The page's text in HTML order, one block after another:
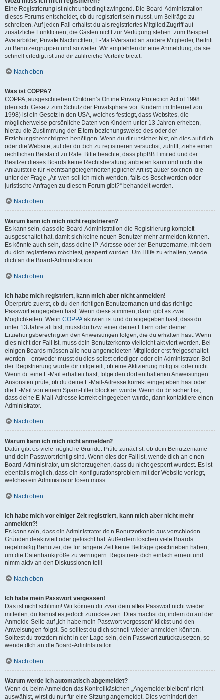
Eine Registrierung ist nicht unbedingt zwingend. Die Board-Administration
dieses Forums entscheidet, ob du registriert sein musst, um Beiträge zu
schreiben. Auf jeden Fall erhältst du als registriertes Mitglied Zugriff auf
zusätzliche Funktionen, die Gästen nicht zur Verfügung stehen: zum Beispiel
Avatarbilder, Private Nachrichten, E-Mail-Versand an andere Mitglieder, Beitritt
zu Benutzergruppen und so weiter. Wir empfehlen dir eine Anmeldung, da sie
schnell erledigt ist und dir zahlreiche Vorteile bietet.
Nach oben
Was ist COPPA?
COPPA, ausgeschrieben Children’s Online Privacy Protection Act of 1998
(deutsch: Gesetz zum Schutz der Privatsphäre von Kindern im Internet von
1998) ist ein Gesetz in den USA, welches festlegt, dass Websites, die
möglicherweise persönliche Daten von Kindern unter 13 Jahren erheben,
hierzu die Zustimmung der Eltern beziehungsweise des oder der
Erziehungsberechtigten benötigen. Wenn du dir unsicher bist, ob dies auf dich
oder die Website, auf der du dich zu registrieren versuchst, zutrifft, ziehe einen
rechtlichen Beistand zu Rate. Bitte beachte, dass phpBB Limited und der
Besitzer dieses Boards keine Rechtsberatung anbieten kann und nicht die
Anlaufstelle für Rechtsangelegenheiten jeglicher Art ist; außer solchen, die
unter der Frage „An wen soll ich mich wenden, falls es Beschwerden oder
juristische Anfragen zu diesem Forum gibt?“ behandelt werden.
Nach oben
Warum kann ich mich nicht registrieren?
Es kann sein, dass die Board-Administration die Registrierung komplett
ausgeschaltet hat, damit sich keine neuen Benutzer mehr anmelden können.
Es könnte auch sein, dass deine IP-Adresse oder der Benutzername, mit dem
du dich registrieren möchtest, gesperrt wurden. Um Hilfe zu erhalten, wende
dich an die Board-Administration.
Nach oben
Ich habe mich registriert, kann mich aber nicht anmelden!
Überprüfe zuerst, ob du den richtigen Benutzernamen und das richtige
Passwort eingegeben hast. Wenn diese stimmen, dann gibt es zwei
Möglichkeiten. Wenn COPPA aktiviert ist und du angegeben hast, dass du
unter 13 Jahre alt bist, musst du bzw. einer deiner Eltern oder deiner
Erziehungsberechtigten den Anweisungen folgen, die du erhalten hast. Wenn
dies nicht der Fall ist, muss dein Benutzerkonto vielleicht aktiviert werden. Bei
einigen Boards müssen alle neu angemeldeten Mitglieder erst freigeschaltet
werden – entweder musst du dies selbst erledigen oder ein Administrator. Bei
der Registrierung wurde dir mitgeteilt, ob eine Aktivierung nötig ist oder nicht.
Wenn du eine E-Mail erhalten hast, folge den dort enthaltenen Anweisungen.
Ansonsten prüfe, ob du deine E-Mail-Adresse korrekt eingegeben hast oder
die E-Mail von einem Spam-Filter blockiert wurde. Wenn du dir sicher bist,
dass deine E-Mail-Adresse korrekt eingegeben wurde, dann kontaktiere einen
Administrator.
Nach oben
Warum kann ich mich nicht anmelden?
Dafür gibt es viele mögliche Gründe. Prüfe zunächst, ob dein Benutzername
und dein Passwort richtig sind. Wenn dies der Fall ist, wende dich an einen
Board-Administrator, um sicherzugehen, dass du nicht gesperrt wurdest. Es ist
ebenfalls möglich, dass ein Konfigurationsproblem mit der Website vorliegt,
welches ein Administrator lösen muss.
Nach oben
Ich habe mich vor einiger Zeit registriert, kann mich aber nicht mehr
anmelden?!
Es kann sein, dass ein Administrator dein Benutzerkonto aus verschieden
Gründen deaktiviert oder gelöscht hat. Außerdem löschen viele Boards
regelmäßig Benutzer, die für längere Zeit keine Beiträge geschrieben haben,
um die Datenbankgröße zu verringern. Registriere dich einfach erneut und
nimm aktiv an den Diskussionen teil!
Nach oben
Ich habe mein Passwort vergessen!
Das ist nicht schlimm! Wir können dir zwar dein altes Passwort nicht wieder
mitteilen, du kannst es jedoch zurücksetzen. Dies machst du, indem du auf der
Anmelde-Seite auf „Ich habe mein Passwort vergessen“ klickst und den
Anweisungen folgst. So solltest du dich schnell wieder anmelden können.
Solltest du trotzdem nicht in der Lage sein, dein Passwort zurückzusetzen, so
wende dich an die Board-Administration.
Nach oben
Warum werde ich automatisch abgemeldet?
Wenn du beim Anmelden das Kontrollkästchen „Angemeldet bleiben“ nicht
auswählst, wirst du nur für eine Sitzung angemeldet. Dies verhindert den